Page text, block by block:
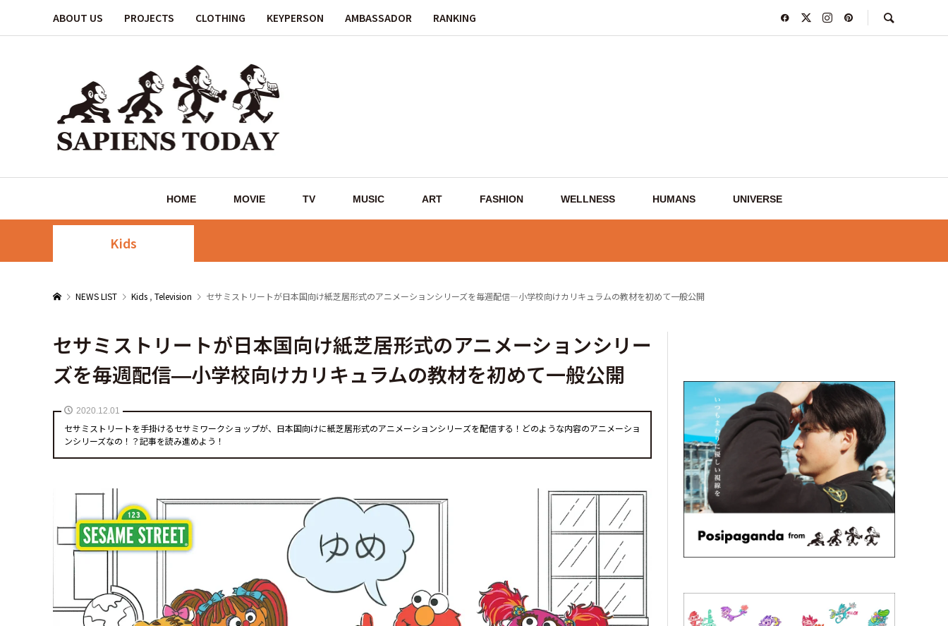
ABOUT US PROJECTS CLOTHING KEYPERSON AMBASSADOR RANKING
HOME MOVIE TV MUSIC ART FASHION WELLNESS HUMANS UNIVERSE
Kids
NEWS LIST Kids , Television セサミストリートが日本国向け紙芝居形式のアニメーションシリーズを毎週配信—小学校向けカリキュラムの教材を初めて一般公開
セサミストリートが日本国向け紙芝居形式のアニメーションシリー
ズを毎週配信—小学校向けカリキュラムの教材を初めて一般公開
2020.12.01
セサミストリートを手掛けるセサミワークショップが、日本国向けに紙芝居形式のアニメーションシリーズを配信する！どのような内容のアニメーショ
ンシリーズなの！？記事を読み進めよう！